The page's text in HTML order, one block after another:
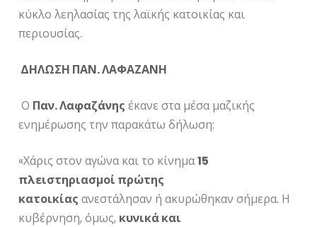
κύκλο λεηλασίας της λαϊκής κατοικίας και
περιουσίας.
ΔΗΛΩΣΗ ΠΑΝ. ΛΑΦΑΖΑΝΗ
Ο Παν. Λαφαζάνης έκανε στα μέσα μαζικής
ενημέρωσης την παρακάτω δήλωση:
«Χάρις στον αγώνα και το κίνημα15
πλειστηριασμοί πρώτης
κατοικίας ανεστάλησαν ή ακυρώθηκαν σήμερα. Η
κυβέρνηση, όμως, κυνικά και